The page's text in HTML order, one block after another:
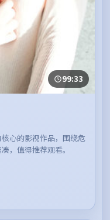
99:33
心的影视作品，围绕危
，值得推荐观看。